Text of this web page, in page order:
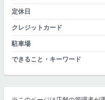
定休日
クレジットカード
駐車場
できること・キーワード